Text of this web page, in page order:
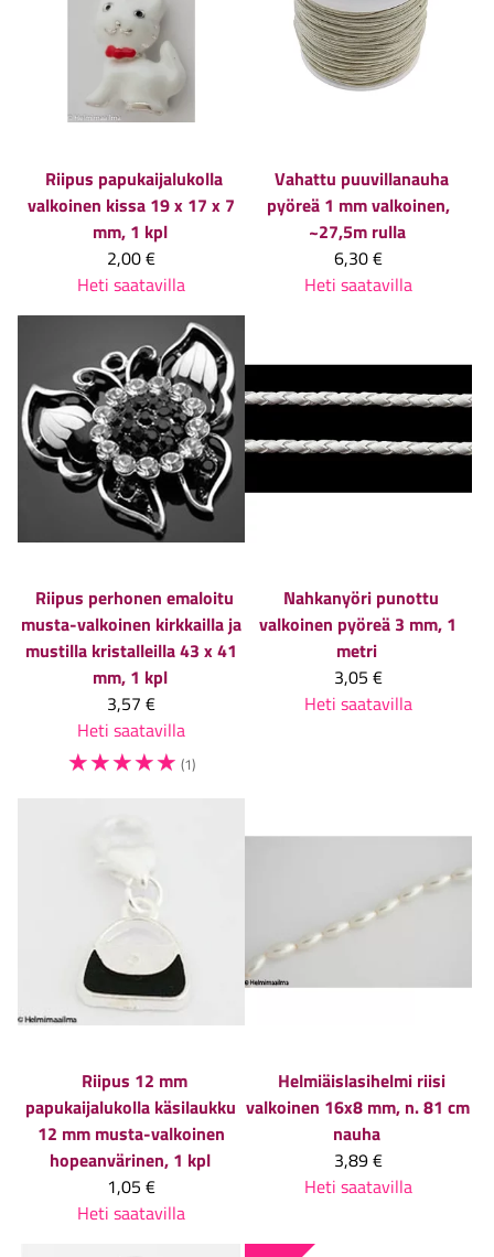
Riipus papukaijalukolla
valkoinen kissa 19 x 17 x 7
mm, 1 kpl
2,00 €
Heti saatavilla
Vahattu puuvillanauha
pyöreä 1 mm valkoinen,
~27,5m rulla
6,30 €
Heti saatavilla
Riipus perhonen emaloitu
musta-valkoinen kirkkailla ja
mustilla kristalleilla 43 x 41
mm, 1 kpl
3,57 €
Heti saatavilla
☆☆☆☆☆ (1)
Nahkanyöri punottu
valkoinen pyöreä 3 mm, 1
metri
3,05 €
Heti saatavilla
Riipus 12 mm
papukaijalukolla käsilaukku
12 mm musta-valkoinen
hopeanvärinen, 1 kpl
1,05 €
Heti saatavilla
Helmiäislasihelmi riisi
valkoinen 16x8 mm, n. 81 cm
nauha
3,89 €
Heti saatavilla